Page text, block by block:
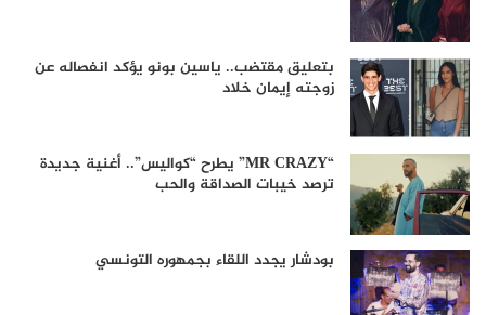
بتعليق مقتضب.. ياسين بونو يؤكد انفصاله عن
زوجته إيمان خلاد
“MR CRAZY” يطرح “كواليس”.. أغنية جديدة
ترصد خيبات الصداقة والحب
بودشار يجدد اللقاء بجمهوره التونسي